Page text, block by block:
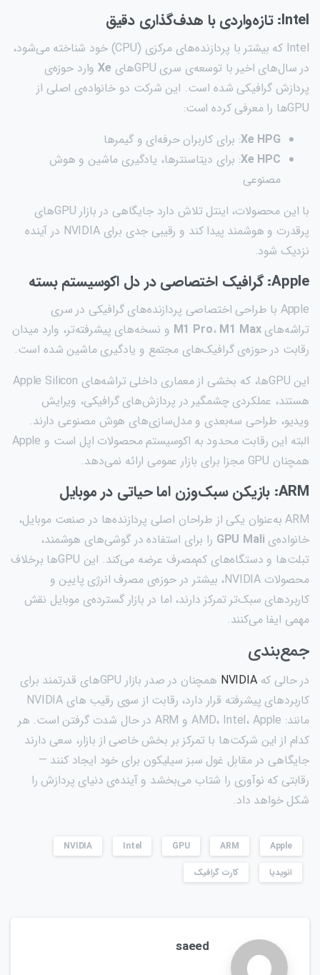
Intel: تازه‌واردی با هدف‌گذاری دقیق
Intel که بیشتر با پردازنده‌های مرکزی (CPU) خود شناخته می‌شود،
در سال‌های اخیر با توسعه‌ی سری GPUهای
Xeوارد حوزه‌ی
پردازش گرافیکی شده است. این شرکت دو خانواده‌ی اصلی از
GPUها را معرفی کرده است:
Xe HPG: برای کاربران حرفه‌ای و گیمرها
Xe HPC: برای دیتاسنترها، یادگیری ماشین و هوش
مصنوعی
با این محصولات، اینتل تلاش دارد جایگاهی در بازار GPUهای
پرقدرت و هوشمند پیدا کند و رقیبی جدی برای NVIDIA در آینده
نزدیک شود.
Apple: گرافیک اختصاصی در دل اکوسیستم بسته
Apple با طراحی اختصاصی پردازنده‌های گرافیکی در سری
تراشه‌های
M1 Pro، M1 Max
و نسخه‌های پیشرفته‌تر، وارد میدان
رقابت در حوزه‌ی گرافیک‌های مجتمع و یادگیری ماشین شده است.
این GPUها، که بخشی از معماری داخلی تراشه‌های Apple Silicon
هستند، عملکردی چشمگیر در پردازش‌های گرافیکی، ویرایش
ویدیو، طراحی سه‌بعدی و مدل‌سازی‌های هوش مصنوعی دارند.
البته این رقابت محدود به اکوسیستم محصولات اپل است و Apple
همچنان GPU مجزا برای بازار عمومی ارائه نمی‌دهد.
ARM: بازیکن سبک‌وزن اما حیاتی در موبایل
ARM به‌عنوان یکی از طراحان اصلی پردازنده‌ها در صنعت موبایل،
خانواده‌ی GPU Mali را برای استفاده در گوشی‌های هوشمند،
تبلت‌ها و دستگاه‌های کم‌مصرف عرضه می‌کند. این GPUها برخلاف
محصولات NVIDIA، بیشتر در حوزه‌ی مصرف انرژی پایین و
کاربردهای سبک‌تر تمرکز دارند، اما در بازار گسترده‌ی موبایل نقش
مهمی ایفا می‌کنند.
جمع‌بندی
در حالی کهNVIDIA
همچنان در صدر بازار GPUهای قدرتمند برای
کاربردهای پیشرفته قرار دارد، رقابت از سوی رقیب های NVIDIA
مانند: AMD، Intel، Apple و ARM در حال شدت گرفتن است. هر
کدام از این شرکت‌ها با تمرکز بر بخش خاصی از بازار، سعی دارند
جایگاهی در مقابل غول سبز سیلیکون برای خود ایجاد کنند —
رقابتی که نوآوری را شتاب می‌بخشد و آینده‌ی دنیای پردازش را
شکل خواهد داد.
Apple
ARM
GPU
Intel
NVIDIA
انویدیا
کارت گرافیک
saeed